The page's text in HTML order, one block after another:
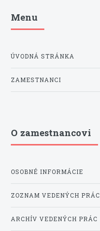
Menu
ÚVODNÁ STRÁNKA
ZAMESTNANCI
O zamestnancovi
OSOBNÉ INFORMÁCIE
ZOZNAM VEDENÝCH PRÁC
ARCHÍV VEDENÝCH PRÁC